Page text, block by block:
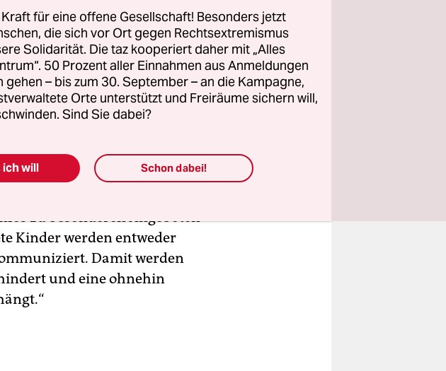
der taz.
Initiativen reicht das
nicht aus, um von den
zu folgen – ganz
einem Zimmer zu
Amei von Hülsen-Poensgen
Christian Lüder von Berlin
zu besonderen Angeboten
Kinder werden entweder
Damit werden
und eine ohnehin
für eine offene Gesellschaft! Besonders jetzt
die sich vor Ort gegen Rechtsextremismus
Solidarität. Die taz kooperiert daher mit „Alles
50 Prozent aller Einnahmen aus Anmeldungen
gehen – bis zum 30. September – an die Kampagne,
Orte unterstützt und Freiräume sichern will,
Sind Sie dabei?
ich will Schon dabei!